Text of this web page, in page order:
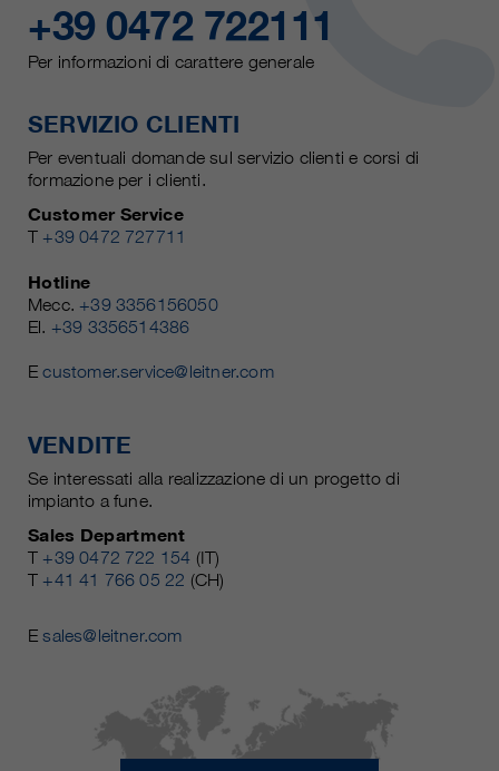
+39 0472 722111
Per informazioni di carattere generale
SERVIZIO CLIENTI
Per eventuali domande sul servizio clienti e corsi di
formazione per i clienti.
Customer Service
T +39 0472 727711
Hotline
Mecc. +39 3356156050
El. +39 3356514386
Ecustomer.service@leitner.com
VENDITE
Se interessati alla realizzazione di un progetto di
impianto a fune.
Sales Department
T +39 0472 722 154 (IT)
T +41 41 766 05 22 (CH)
Esales@leitner.com